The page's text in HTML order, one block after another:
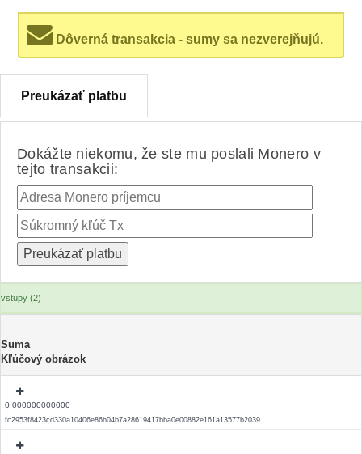
Dôverná transakcia - sumy sa nezverejňujú.
Preukázať platbu
Dokážte niekomu, že ste mu poslali Monero v
tejto transakcii:
vstupy (2)
Suma
Kľúčový obrázok
0.000000000000
fc2953f8423cd330a10406e86b04b7a28619417bba0e00882e161a13577b2039